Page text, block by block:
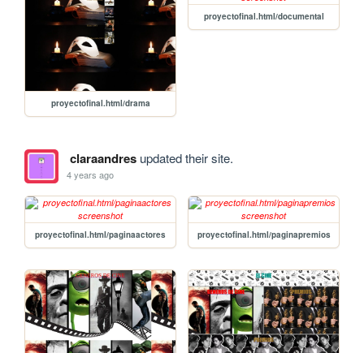
proyectofinal.html/drama
proyectofinal.html/documental
claraandresupdated their site.
4 years ago
proyectofinal.html/paginaactores proyectofinal.html/paginapremios